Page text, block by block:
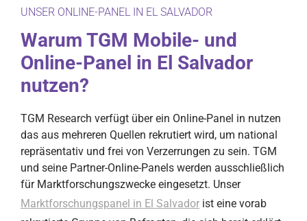
UNSER ONLINE-PANEL IN EL SALVADOR
Warum TGM Mobile- und
Online-Panel in El Salvador
nutzen?
TGM Research verfügt über ein Online-Panel in nutzen
das aus mehreren Quellen rekrutiert wird, um national
repräsentativ und frei von Verzerrungen zu sein. TGM
und seine Partner-Online-Panels werden ausschließlich
für Marktforschungszwecke eingesetzt. Unser
Marktforschungspanel in El Salvador ist eine vorab